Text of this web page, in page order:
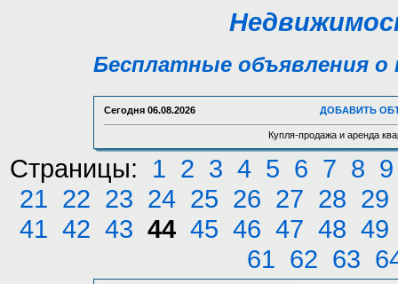
Бесплатные объявления о
Сегодня 06.08.2026 ДОБАВИТЬ
Купля-продажа и аренда
Страницы: 1 2 3 4 5 6 7 8 9
21 22 23 24 25 26 27 28 29
41 42 43 44 45 46 47 48 49
61 62 63